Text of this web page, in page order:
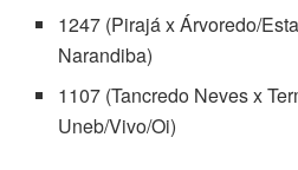
1247 (Pirajá x Árvoredo/
Narandiba)
1107 (Tancredo Neves x
Uneb/Vivo/Oi)